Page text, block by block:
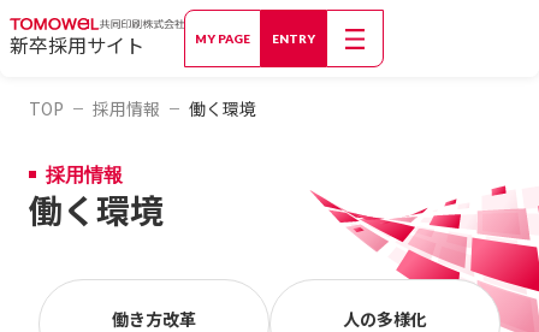
新卒採用サイト MY PAGE ENTRY
TOP 採用情報 働く環境
採用情報
働く環境
働き方改革 人の多様化